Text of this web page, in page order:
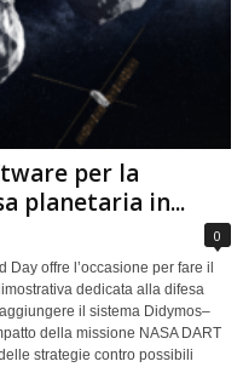
per la
planetaria in...
0
Day offre l’occasione per fare il
dedicata alla difesa
il sistema Didymos–
della missione NASA DART
strategie contro possibili